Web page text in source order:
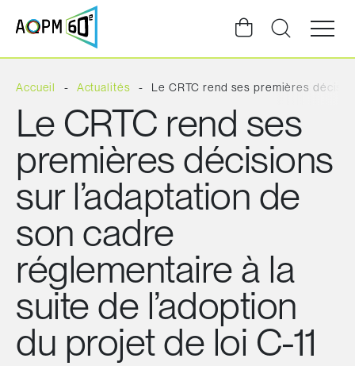
Ouvrir
la
du
Accueil Actualités Le CRTC rend ses premières
Le CRTC rend ses
premières décisions
sur l’adaptation de
son cadre
réglementaire à la
suite de l’adoption
du projet de loi C-11